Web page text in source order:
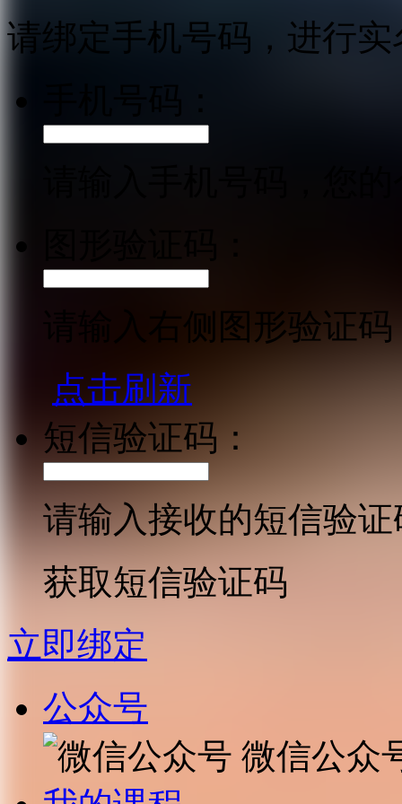
请绑定手机号码，进行
请输入右侧图形验证码
点击刷新
短信验证码：
请输入接收的短信验证
获取短信验证码
立即绑定
公众号
微信公众